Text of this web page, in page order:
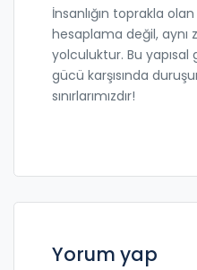
İnsanlığın toprakla
hesaplama değil, aynı
yolculuktur. Bu yapısal
gücü karşısında
sınırlarımızdır!
Yorum yap